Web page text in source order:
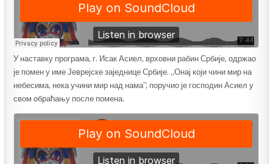
У наставку програма, г. Исак Асиел, врховни рабин Србије, одржао
је помен у име Јеврејске заједнице Србије. „Онај који чини мир на
небесима, нека учини мир над нама”, поручио је господин Асиел у
свом обраћању после помена.